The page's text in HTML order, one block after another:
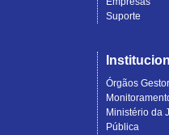
Suporte
Órgãos
Ministério da
Pública